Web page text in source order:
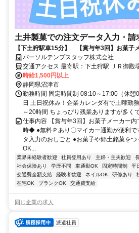
土井製菓での注文データ入力・
【下土狩駅車15分】 【賞与年3回】お菓子
ク！17時定時◆
パーソルテンプスタッフ株式会社
交通アクセス 最寄駅：下土狩駅 ＪＲ御殿場線 下土狩駅 車15分 ＪＲ
時給1,500円以上
静岡県沼津市
勤務時間 固定時間制 08:10～17:00（休憩
日 土日祝休み！企業カレンダ有で土曜勤
～20時間 ちょっぴり残業ありますが多くて
仕事内容 【賞与年3回】お菓子メーカー
時◆ ●無料Ｐあり〇マイカー通勤が便利で
タ入力のおしごと ●お菓子や郷土銘菓を
OK...
業界未経験者歓迎 社員登用あり 主婦・主夫歓迎
社会保険あり
学歴不問 車通勤OK 固定時間制 平
交通費全額支給
経験者歓迎 ネイルOK 研修あり
在宅OK
ブランクOK 交通費支給
同じ企業の求人
派遣社員